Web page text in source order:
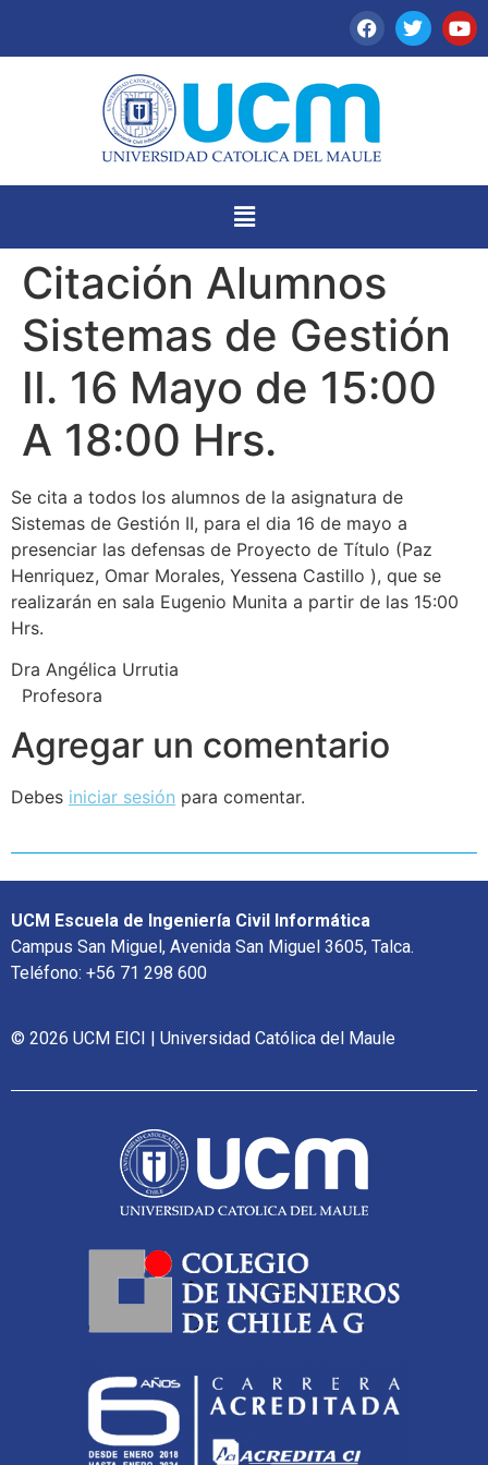
Citación Alumnos
Sistemas de Gestión
II. 16 Mayo de 15:00
A 18:00 Hrs.
Se cita a todos los alumnos de la asignatura de
Sistemas de Gestión II, para el dia 16 de mayo a
presenciar las defensas de Proyecto de Título (Paz
Henriquez, Omar Morales, Yessena Castillo ), que se
realizarán en sala Eugenio Munita a partir de las 15:00
Hrs.
Dra Angélica Urrutia
Profesora
Agregar un comentario
Debes iniciar sesión para comentar.
UCM Escuela de Ingeniería Civil Informática
Campus San Miguel, Avenida San Miguel 3605, Talca.
Teléfono: +56 71 298 600
© 2026 UCM EICI | Universidad Católica del Maule